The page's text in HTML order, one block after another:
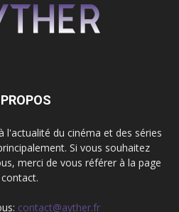
l'actualité du cinéma et des séries
Si vous souhaitez
merci de vous référer à la page
contact.
contact@ayther.fr